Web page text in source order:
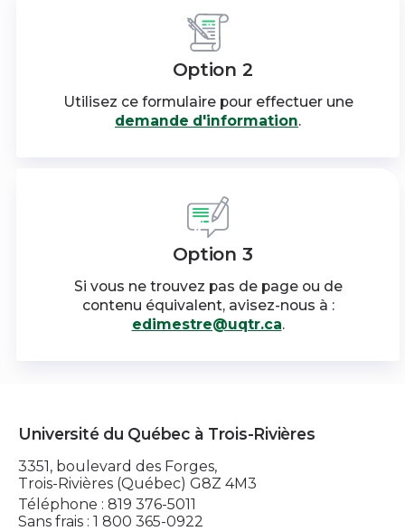
Option 2
Utilisez ce formulaire pour effectuer une
demande d'information.
Option 3
Si vous ne trouvez pas de page ou de
contenu équivalent, avisez-nous à :
edimestre@uqtr.ca.
Université du Québec à Trois-Rivières
3351, boulevard des Forges,
Trois-Rivières (Québec) G8Z 4M3
Téléphone : 819 376-5011
Sans frais : 1 800 365-0922